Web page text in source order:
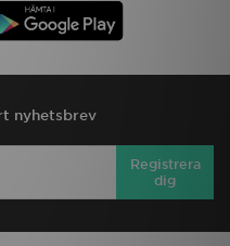
nyhetsbrev
Registrera
dig